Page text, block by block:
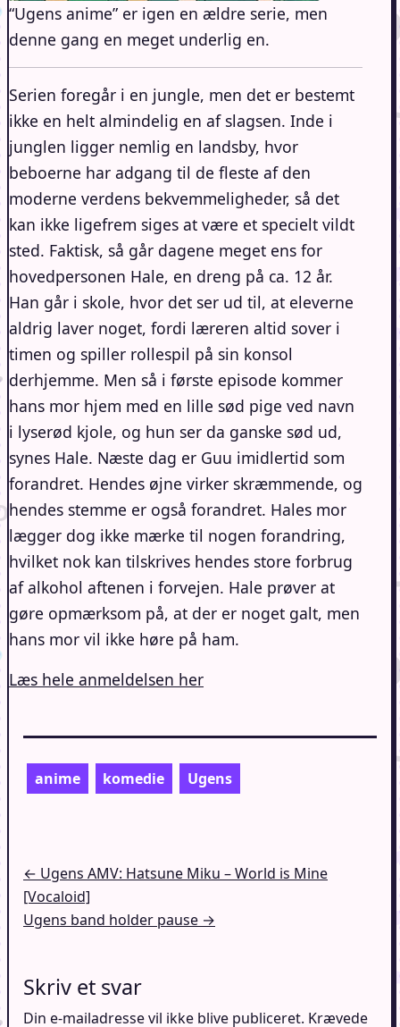
“Ugens anime” er igen en ældre serie, men
denne gang en meget underlig en.
Serien foregår i en jungle, men det er bestemt
ikke en helt almindelig en af slagsen. Inde i
junglen ligger nemlig en landsby, hvor
beboerne har adgang til de fleste af den
moderne verdens bekvemmeligheder, så det
kan ikke ligefrem siges at være et specielt vildt
sted. Faktisk, så går dagene meget ens for
hovedpersonen Hale, en dreng på ca. 12 år.
Han går i skole, hvor det ser ud til, at eleverne
aldrig laver noget, fordi læreren altid sover i
timen og spiller rollespil på sin konsol
derhjemme. Men så i første episode kommer
hans mor hjem med en lille sød pige ved navn
i lyserød kjole, og hun ser da ganske sød ud,
synes Hale. Næste dag er Guu imidlertid som
forandret. Hendes øjne virker skræmmende, og
hendes stemme er også forandret. Hales mor
lægger dog ikke mærke til nogen forandring,
hvilket nok kan tilskrives hendes store forbrug
af alkohol aftenen i forvejen. Hale prøver at
gøre opmærksom på, at der er noget galt, men
hans mor vil ikke høre på ham.
Læs hele anmeldelsen her
anime komedie Ugens
Indlægsnavigation
← Ugens AMV: Hatsune Miku – World is Mine
[Vocaloid]
Ugens band holder pause →
Skriv et svar
Din e-mailadresse vil ikke blive publiceret. Krævede